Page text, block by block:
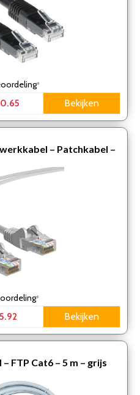
*
Bekijken
– Patchkabel –
meter – Grijs – Allteq
*
Bekijken
FTP Cat6 – 5 m – grijs